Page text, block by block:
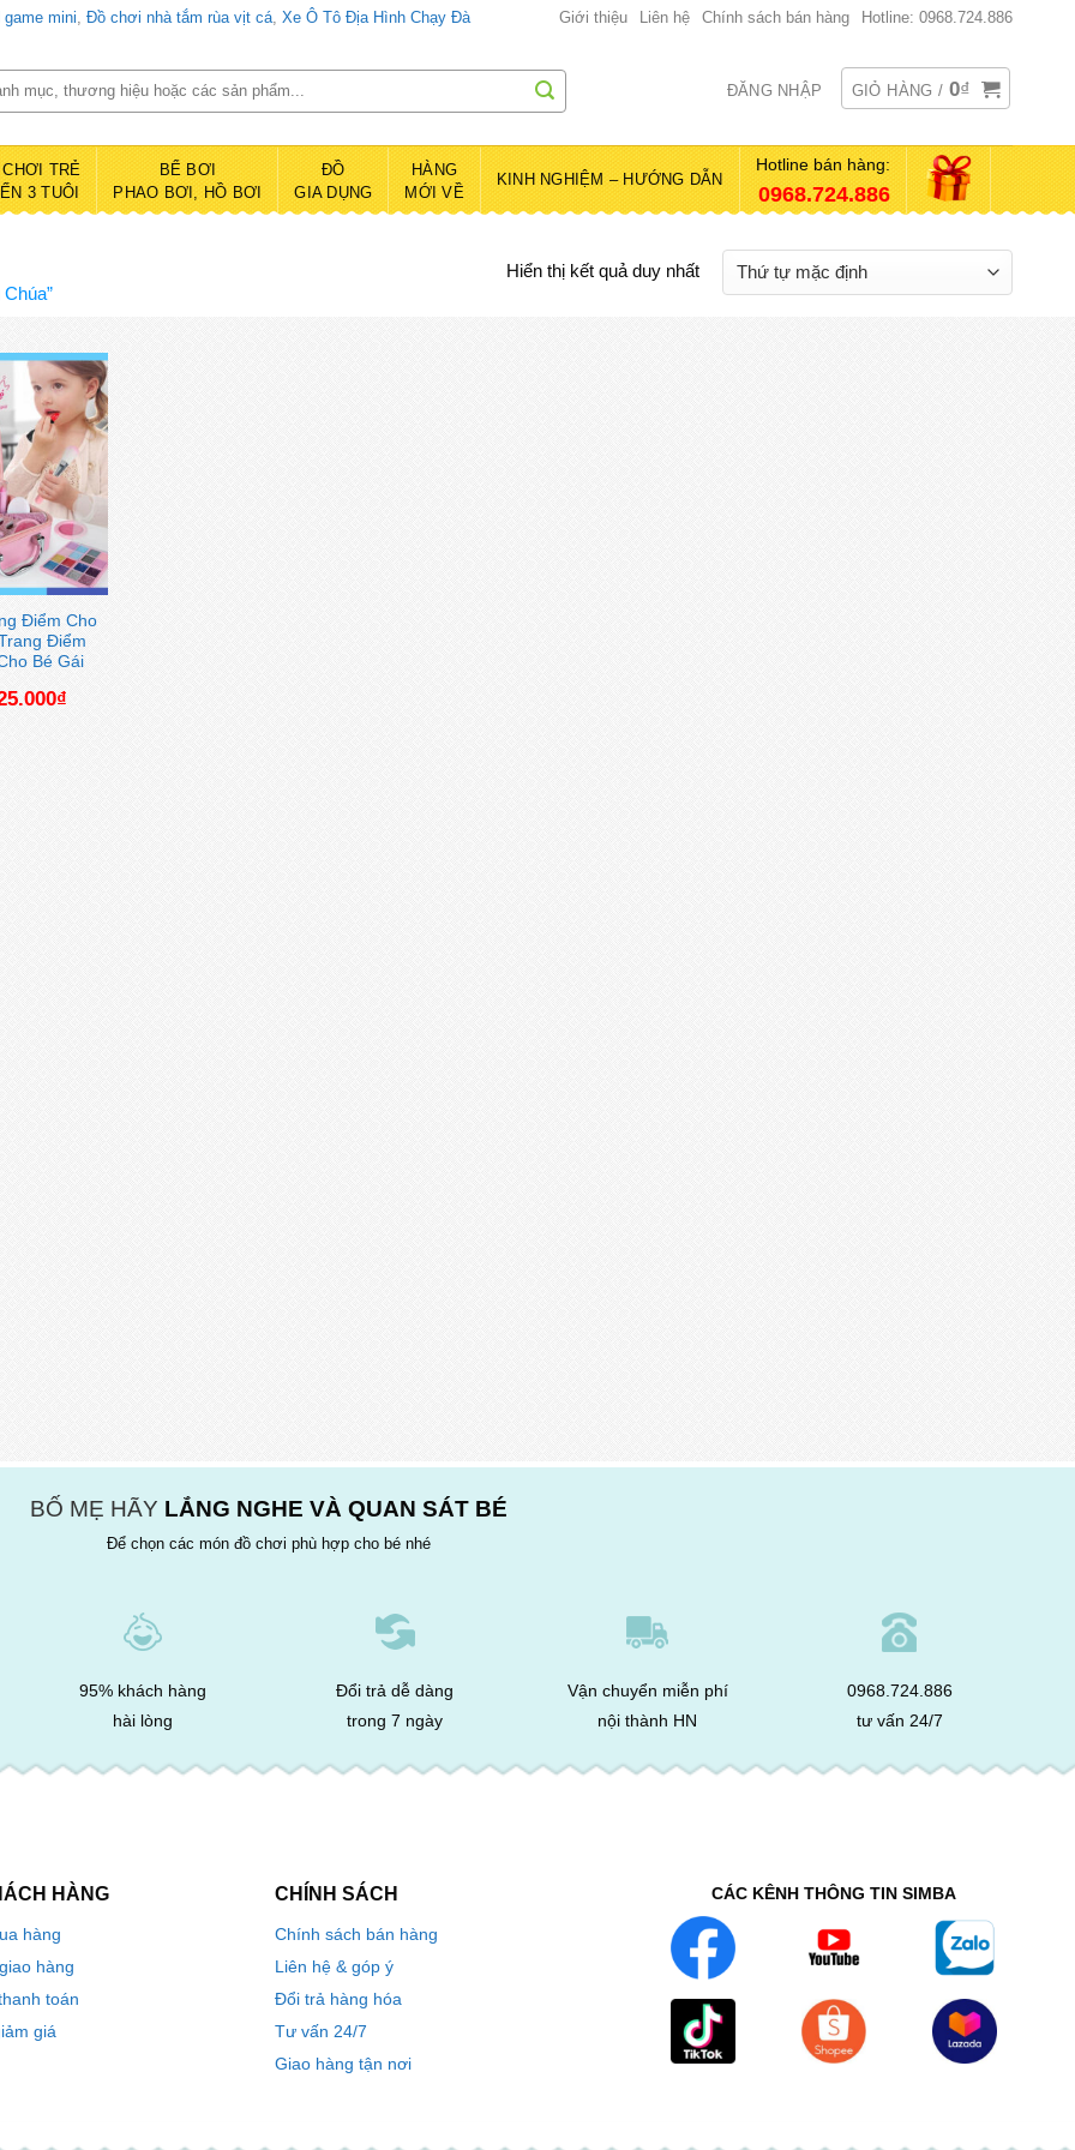
game mini, Đồ chơi nhà tắm rùa vịt cá, Xe Ô Tô Địa Hình Chạy Đà Giới thiệu Liên hệ Chính sách bán hàng Hotline: 0968.724.886
ĐĂNG NHẬP GIỎ HÀNG / 0₫
TRẺ
3 TUÔI
BỂ BƠI
PHAO BƠI, HỒ BƠI
ĐỒ
GIA DỤNG
HÀNG
MỚI VỀ
KINH NGHIỆM – HƯỚNG DẪN
Hotline bán hàng:
0968.724.886
Hiển thị kết quả duy nhất
Điểm Cho
Điểm
Bé Gái
₫
BỐ MẸ HÃY LẮNG NGHE VÀ QUAN SÁT BÉ
Để chọn các món đồ chơi phù hợp cho bé nhé
95% khách hàng
hài lòng
Đổi trả dễ dàng
trong 7 ngày
Vận chuyển miễn phí
nội thành HN
0968.724.886
tư vấn 24/7
HÀNG
hàng
hàng
toán
giá
CHÍNH SÁCH
Chính sách bán hàng
Liên hệ & góp ý
Đổi trả hàng hóa
Tư vấn 24/7
Giao hàng tận nơi
CÁC KÊNH THÔNG TIN SIMBA